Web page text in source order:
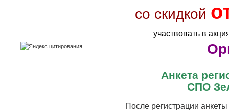
со скидкой
участвовать в
Анкета
СПО
После регистрации